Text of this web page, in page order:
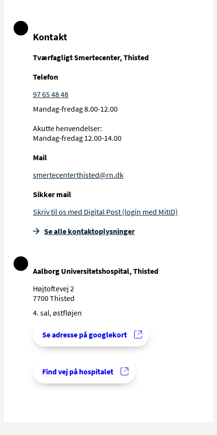
Kontakt
Tværfagligt Smertecenter, Thisted
Telefon
97 65 48 48
Mandag-fredag 8.00-12.00
Akutte henvendelser:
Mandag-fredag 12.00-14.00
Mail
smertecenterthisted@rn.dk
Sikker mail
Skriv til os med Digital Post (login med MitID)
Se alle kontakt­oplysninger
Aalborg Universitetshospital, Thisted
Højtoftevej 2
7700 Thisted
4. sal, østfløjen
Se adresse på googlekort
Find vej på hospitalet